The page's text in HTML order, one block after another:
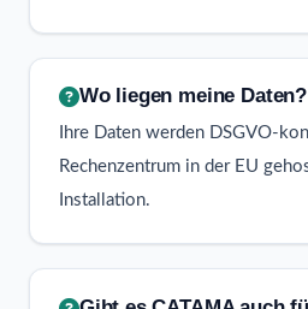
Wo liegen meine Daten?
Ihre Daten werden DSGVO-
Rechenzentrum in der EU
Installation.